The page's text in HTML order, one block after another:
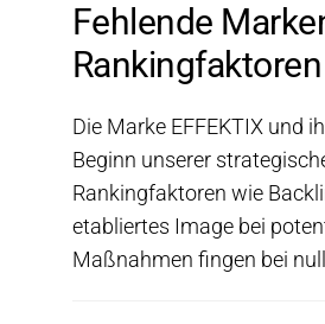
Fehlende
Rankingfaktoren
Die Marke EFFEKTIX und
Beginn unserer
Rankingfaktoren wie
etabliertes Image bei
Maßnahmen fingen bei